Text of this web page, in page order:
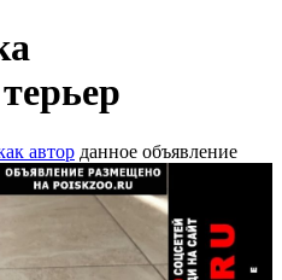
автор данное объявление